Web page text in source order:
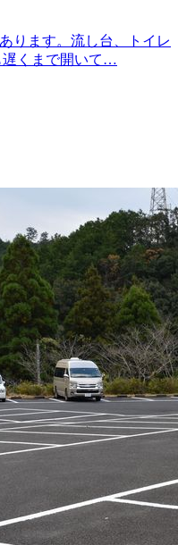
ります。流し台、トイレ
遅くまで開いて…